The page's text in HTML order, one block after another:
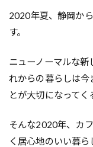
2020年夏、静岡か
す。
ニューノーマルな
れからの暮らしは今
とが大切になってく
そんな2020年、カ
く居心地のいい暮